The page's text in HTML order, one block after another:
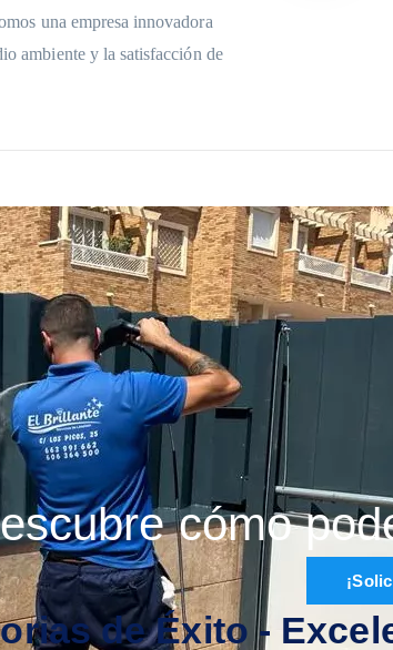
una empresa innovadora
ambiente y la satisfacción de
cómo
de Éxito -